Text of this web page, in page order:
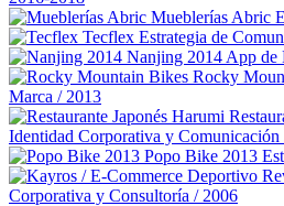
Mueblerías Abric
Tecflex Estrategia de
Nanjing 2014 App de
Rocky
Marca / 2013
Identidad Corporativa y Comunicación
Popo Bike 2013
Corporativa y Consultoría / 2006